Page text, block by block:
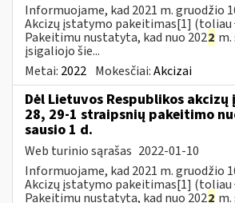
Informuojame, kad 2021 m. gruodžio
Akcizų įstatymo pakeitimas[1] (toliau
Pakeitimu nustatyta, kad nuo 2022 m.
įsigaliojo šie...
Metai: 2022 Mokesčiai:Akcizai
Dėl Lietuvos Respublikos
28, 29-1 straipsnių pakeitimo
sausio 1 d.
Web turinio sąrašas 2022-01-10
Informuojame, kad 2021 m. gruodžio
Akcizų įstatymo pakeitimas[1] (toliau
Pakeitimu nustatyta, kad nuo 2022 m.